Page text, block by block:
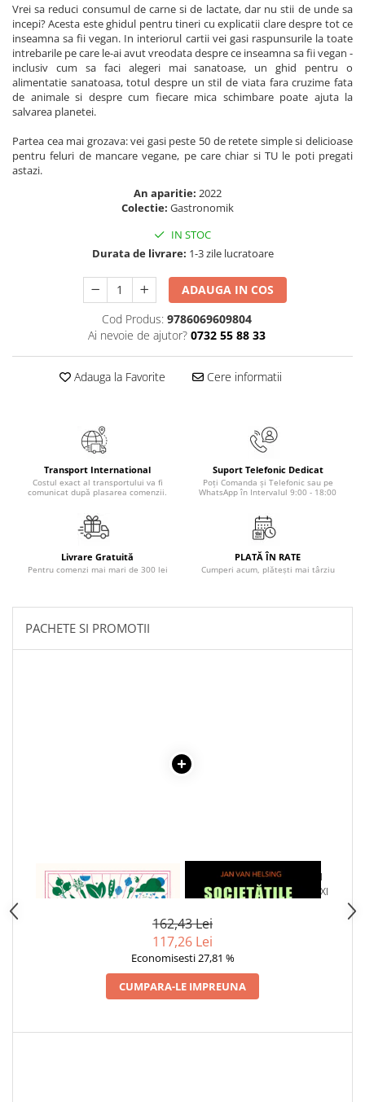
Masaj
MedConnect
Medicina & Farmacie
Medicina Pentru Toti
SealfHealing
Sport
Starea de bine
Biografii, Memorii, Jurnale
Carti pentru Adolescenti, Young
Crime, Thriller, Mistery
Literatura Romana
Romane de dragoste, Carti
romantice
Senzatii/Dragoste
Senzatii/Erotic
Senzatii/Thriller
Teatru
Teens Book Club
Seturi birotica
Articole scolare
Arta
Caiete si Carnetele scolare
Coperti, Mape, Etichete
Ghiozdane si Penare scolare
Instrumente si Truse Geometrie
Vrei sa reduci consumul de carne si de lactate, dar nu stii de unde sa
incepi? Acesta este ghidul pentru tineri cu explicatii clare despre tot ce
inseamna sa fii vegan. In interiorul cartii vei gasi raspunsurile la toate
intrebarile pe care le-ai avut vreodata despre ce inseamna sa fii vegan -
inclusiv cum sa faci alegeri mai sanatoase, un ghid pentru o
alimentatie sanatoasa, totul despre un stil de viata fara cruzime fata
de animale si despre cum fiecare mica schimbare poate ajuta la
salvarea planetei.
Partea cea mai grozava: vei gasi peste 50 de retete simple si delicioase
pentru feluri de mancare vegane, pe care chiar si TU le poti pregati
astazi.
An aparitie: 2022
Colectie: Gastronomik
IN STOC
Durata de livrare: 1-3 zile lucratoare
ADAUGA IN COS
Cod Produs: 9786069609804
Ai nevoie de ajutor? 0732 55 88 33
Adauga la Favorite Cere informatii
Transport International
Costul exact al transportului va fi
comunicat după plasarea comenzii.
Suport Telefonic Dedicat
Poți Comanda și Telefonic sau pe
WhatsApp în Intervalul 9:00 - 18:00
Livrare Gratuită
Pentru comenzi mai mari de 300 lei
PLATĂ ÎN RATE
Cumperi acum, plătești mai târziu
PACHETE SI PROMOTII
1 x CUM SA FII MAI VEGAN
1 x SOCIETATILE SECRETE SI
PUTEREA LOR IN SECOLUL XXI
162,43 Lei
117,26 Lei
Economisesti 27,81 %
CUMPARA-LE IMPREUNA